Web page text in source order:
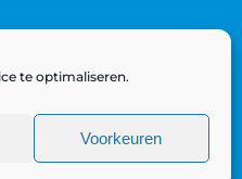
te optimaliseren.
Voorkeuren